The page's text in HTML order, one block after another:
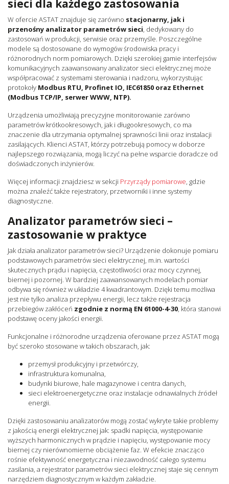
sieci dla każdego zastosowania
W ofercie ASTAT znajduje się zarówno stacjonarny, jak i
przenośny analizator parametrów sieci , dedykowany do
zastosowań w produkcji, serwisie oraz przemyśle. Poszczególne
modele są dostosowane do wymogów środowiska pracy i
różnorodnych norm pomiarowych. Dzięki szerokiej gamie interfejsów
komunikacyjnych zaawansowany analizator sieci elektrycznej może
współpracować z systemami sterowania i nadzoru, wykorzystując
protokoły Modbus RTU, Profinet IO, IEC61850 oraz Ethernet
(Modbus TCP/IP, serwer WWW, NTP).
Urządzenia umożliwiają precyzyjne monitorowanie zarówno
parametrów krótkookresowych, jak i długookresowych, co ma
znaczenie dla utrzymania optymalnej sprawności linii oraz instalacji
zasilających. Klienci ASTAT, którzy potrzebują pomocy w doborze
najlepszego rozwiązania, mogą liczyć na pełne wsparcie doradcze od
doświadczonych inżynierów.
Więcej informacji znajdziesz w sekcji Przyrządy pomiarowe , gdzie
można znaleźć także rejestratory, przetworniki i inne systemy
diagnostyczne.
Analizator parametrów sieci –
zastosowanie w praktyce
Jak działa analizator parametrów sieci? Urządzenie dokonuje pomiaru
podstawowych parametrów sieci elektrycznej, m.in. wartości
skutecznych prądu i napięcia, częstotliwości oraz mocy czynnej,
biernej i pozornej. W bardziej zaawansowanych modelach pomiar
odbywa się również w układzie 4 kwadrantowym. Dzięki temu możliwa
jest nie tylko analiza przepływu energii, lecz także rejestracja
przebiegów zakłóceń zgodnie z normą EN 61000-4-30 , która stanowi
podstawę oceny jakości energii.
Funkcjonalne i różnorodne urządzenia oferowane przez ASTAT mogą
być szeroko stosowane w takich obszarach, jak:
przemysł produkcyjny i przetwórczy,
infrastruktura komunalna,
budynki biurowe, hale magazynowe i centra danych,
sieci elektroenergetyczne oraz instalacje odnawialnych źródeł
energii.
Dzięki zastosowaniu analizatorów mogą zostać wykryte takie problemy
z jakością energii elektrycznej jak: spadki napięcia, występowanie
wyższych harmonicznych w prądzie i napięciu, występowanie mocy
biernej czy nierównomierne obciążenie faz. W efekcie znacząco
rośnie efektywność energetyczna i niezawodność całego systemu
zasilania, a rejestrator parametrów sieci elektrycznej staje się cennym
narzędziem diagnostycznym w każdym zakładzie.